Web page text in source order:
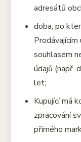
adresátů
doba, po
souhlasem
údajů (např.
let;
Kupující má
zpracování
přímého